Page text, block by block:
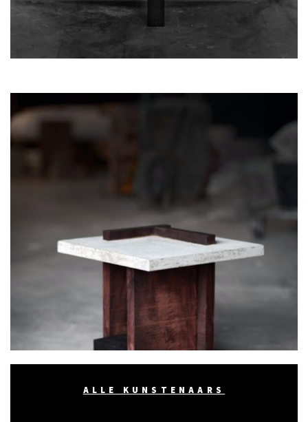
ALLE KUNSTENAARS